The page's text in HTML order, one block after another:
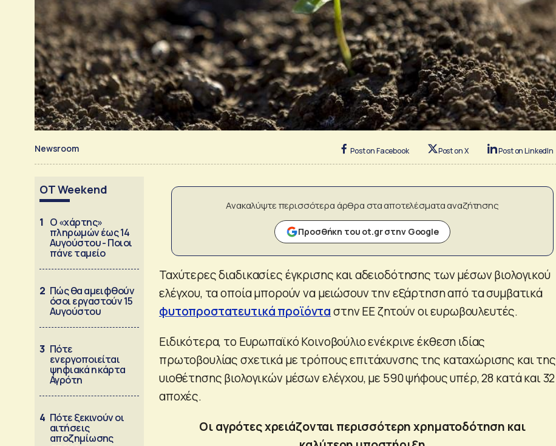
Newsroom Post on Facebook Post on X Post on LinkedIn
OT Weekend
1 Ο «χάρτης»
πληρωμών έως 14
Αυγούστου - Ποιοι
πάνε ταμείο
2 Πώς θα αμειφθούν
όσοι εργαστούν 15
Αυγούστου
3 Πότε
ενεργοποιείται
ψηφιακά η κάρτα
Αγρότη
4 Πότε ξεκινούν οι
αιτήσεις
αποζημίωσης
Ανακαλύψτε περισσότερα άρθρα στα αποτελέσματα αναζήτησης
Προσθήκη του ot.gr στην Google
Ταχύτερες διαδικασίες έγκρισης και αδειοδότησης των μέσων βιολογικού
ελέγχου, τα οποία μπορούν να μειώσουν την εξάρτηση από τα συμβατικά
φυτοπροστατευτικά προϊόνταστην ΕΕ ζητούν οι ευρωβουλευτές.
Ειδικότερα, το Ευρωπαϊκό Κοινοβούλιο ενέκρινε έκθεση ιδίας
πρωτοβουλίας σχετικά με τρόπους επιτάχυνσης της καταχώρισης και της
υιοθέτησης βιολογικών μέσων ελέγχου, με 590 ψήφους υπέρ, 28 κατά και 32
αποχές.
Οι αγρότες χρειάζονται περισσότερη χρηματοδότηση και